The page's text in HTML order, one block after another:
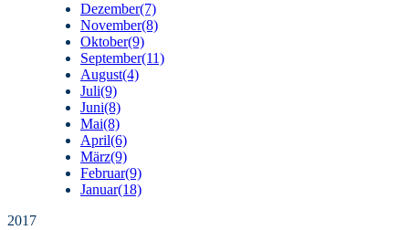
Dezember(7)
November(8)
Oktober(9)
September(11)
August(4)
Juli(9)
Juni(8)
Mai(8)
April(6)
März(9)
Februar(9)
Januar(18)
2017